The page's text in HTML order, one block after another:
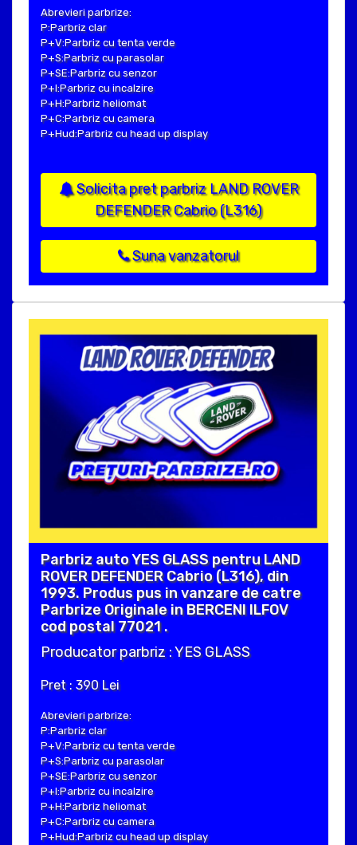
Abrevieri parbrize:
P:Parbriz clar
P+V:Parbriz cu tenta verde
P+S:Parbriz cu parasolar
P+SE:Parbriz cu senzor
P+I:Parbriz cu incalzire
P+H:Parbriz heliomat
P+C:Parbriz cu camera
P+Hud:Parbriz cu head up display
Solicita pret parbriz LAND ROVER
DEFENDER Cabrio (L316)
Suna vanzatorul
Parbriz auto YES GLASS pentru LAND
ROVER DEFENDER Cabrio (L316), din
1993. Produs pus in vanzare de catre
Parbrize Originale in BERCENI ILFOV
cod postal 77021 .
Producator parbriz : YES GLASS
Pret : 390 Lei
Abrevieri parbrize:
P:Parbriz clar
P+V:Parbriz cu tenta verde
P+S:Parbriz cu parasolar
P+SE:Parbriz cu senzor
P+I:Parbriz cu incalzire
P+H:Parbriz heliomat
P+C:Parbriz cu camera
P+Hud:Parbriz cu head up display